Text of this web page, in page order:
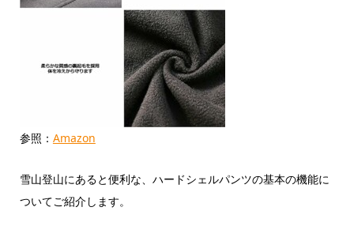
参照： Amazon
雪山登山にあると便利な、ハードシェルパンツの基本の機能に
ついてご紹介します。